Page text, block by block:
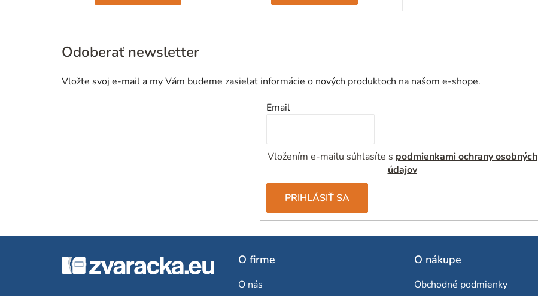
Odoberať newsletter
Vložte svoj e-mail a my Vám budeme zasielať informácie o nových produktoch na našom e-shope.
Email
Vložením e-mailu súhlasíte s podmienkami ochrany osobných
údajov
PRIHLÁSIŤ SA
O firme
O nás
O nákupe
Obchodné podmienky